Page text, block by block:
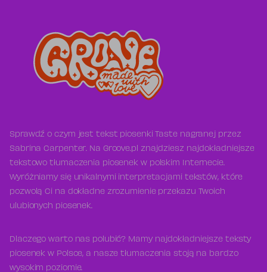
Sprawdź o czym jest tekst piosenki Taste nagranej przez
Sabrina Carpenter. Na Groove.pl znajdziesz najdokładniejsze
tekstowo tłumaczenia piosenek w polskim Internecie.
Wyróżniamy się unikalnymi interpretacjami tekstów, które
pozwolą Ci na dokładne zrozumienie przekazu Twoich
ulubionych piosenek.
Dlaczego warto nas polubić? Mamy najdokładniejsze teksty
piosenek w Polsce, a nasze tłumaczenia stoją na bardzo
wysokim poziomie.